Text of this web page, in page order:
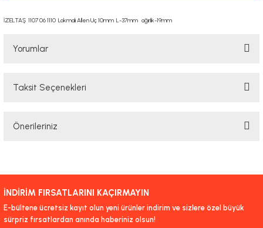
İZELTAŞ 1107 06 1110 Lokmalı Allen Uç 10mm L-37mm ağırlık-19mm
Yorumlar
Taksit Seçenekleri
Önerileriniz
yetersiz gördüğünüz noktaları öneri formunu kullanarak tarafımıza
iletebilirsiniz.
Görüş ve önerileriniz için teşekkür ederiz.
İNDİRİM FIRSATLARINI KAÇIRMAYIN
E-bültene ücretsiz kayıt olun yeni ürünler indirim ve sizlere özel büyük
sürpriz fırsatlardan anında haberiniz olsun!